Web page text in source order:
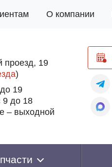
О компании
проезд, 19
)
19
9 до 18
– выходной